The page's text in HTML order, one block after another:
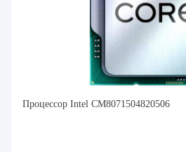
Процессор Intel CM8071504820506